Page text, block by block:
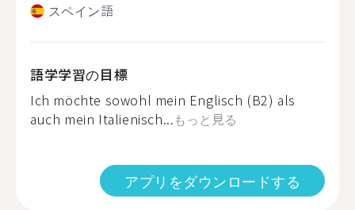
スペイン語
語学学習の目標
Ich möchte sowohl mein Englisch (B2) als
auch mein Italienisch...もっと見る
アプリをダウンロードする